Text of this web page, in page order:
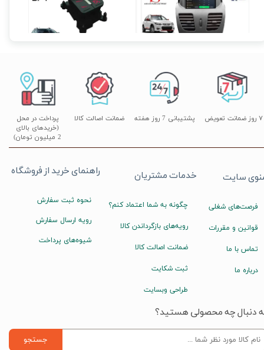
۲۰,۵۰۰,۰۰۰ تومان
۲۰,۱۹۰,۰۰۰ تومان
۱۰,۳۹۰,۰۰۰ تومان
پشتیبانی 7 روز هفته
پرداخت در محل
(خریدهای بالای
2 میلیون تومان)
۷ روز ضمانت تعویض ضمانت اصالت کالا
راهنمای خرید از فروشگاه
نحوه ثبت سفارش
رویه ارسال سفارش
شیوه‌های پرداخت
خدمات مشتریان
چگونه به شما اعتماد کنم؟
رویه‌های بازگرداندن کالا
ضمانت اصالت کالا
ثبت شکایت
طراحی وبسایت
سایت
فرصت‌های شغلی
قوانین و مقررات
تماس با ما
درباره ما
دنبال چه محصولی هستید؟
جستجو